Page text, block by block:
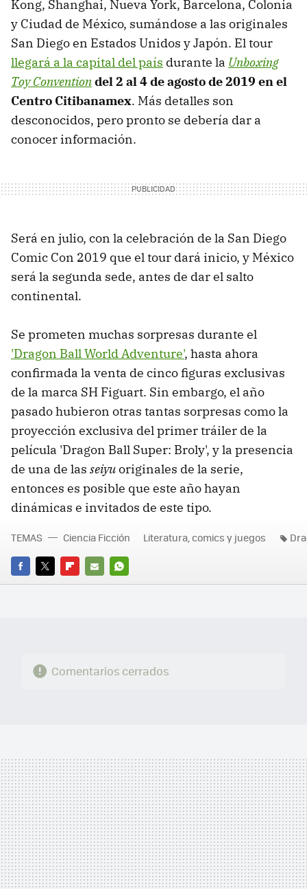
Kong, Shanghai, Nueva York, Barcelona, Colonia
y Ciudad de México, sumándose a las originales
San Diego en Estados Unidos y Japón. El tour
llegará a la capital del país durante la Unboxing
Toy Conventiondel 2 al 4 de agosto de 2019 en el
Centro Citibanamex. Más detalles son
desconocidos, pero pronto se debería dar a
conocer información.
Será en julio, con la celebración de la San Diego
Comic Con 2019 que el tour dará inicio, y México
será la segunda sede, antes de dar el salto
continental.
Se prometen muchas sorpresas durante el
'Dragon Ball World Adventure', hasta ahora
confirmada la venta de cinco figuras exclusivas
de la marca SH Figuart. Sin embargo, el año
pasado hubieron otras tantas sorpresas como la
proyección exclusiva del primer tráiler de la
película 'Dragon Ball Super: Broly', y la presencia
de una de las seiyuoriginales de la serie,
entonces es posible que este año hayan
dinámicas e invitados de este tipo.
FACEBOOK
TWITTERFLIPBOARD
E-
WHATSAPP
TEMAS Ciencia Ficción Literatura, comics y juegos
Comentarios cerrados